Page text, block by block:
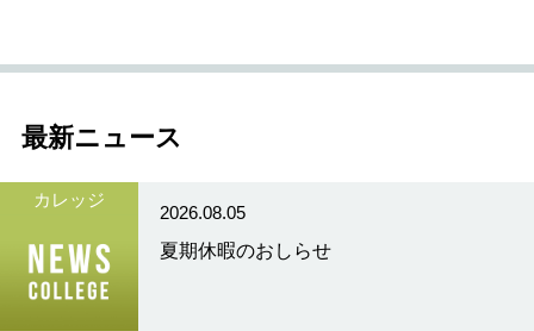
最新ニュース
カレッジ
2026.08.05
夏期休暇のおしらせ